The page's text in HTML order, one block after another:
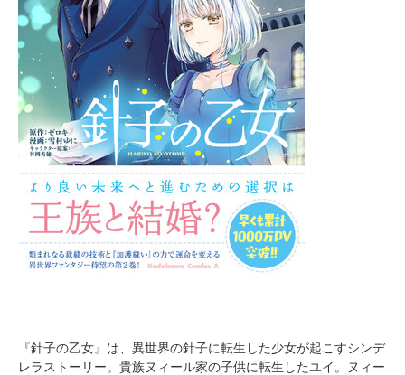
『針子の乙女』は、異世界の針子に転生した少女が起こすシンデ
レラストーリー。貴族ヌィール家の子供に転生したユイ。ヌィー